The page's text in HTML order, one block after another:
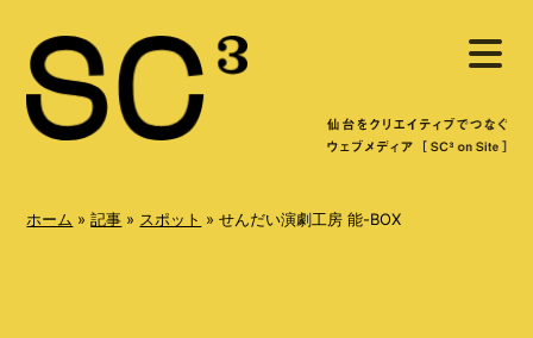
メ
ニ
を
開
く
ホーム »記事 » スポット »せんだい演劇工房 能-BOX